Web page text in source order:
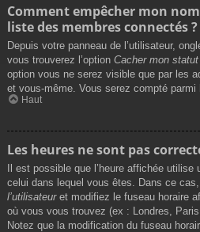
Comment empêcher mon
liste des membres connectés ?
Depuis votre panneau de l’utilisateur,
vous trouverez l’option Cacher mon
option vous ne serez visible que par les
et vous-même. Vous serez compté
Haut
Les heures ne sont pas
Il est possible que l’heure affichée
celui dans lequel vous êtes. Dans ce
l’utilisateuret modifiez le fuseau horaire
où vous vous trouvez (ex : Londres,
Notez que la modification du fuseau